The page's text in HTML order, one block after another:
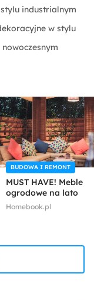
industrialnym
w stylu
BUDOWA I REMONT
MUST HAVE! Meble
ogrodowe na lato
Homebook.pl